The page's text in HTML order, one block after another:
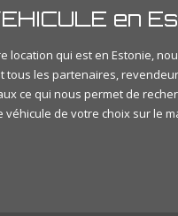
en
location qui est en Estonie,
tous les partenaires,
ce qui nous permet de
véhicule de votre choix sur le